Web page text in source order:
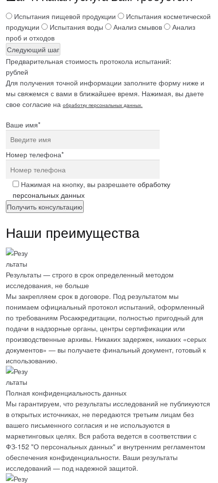
Испытания пищевой продукции
Испытания косметической
продукции
Испытания воды Анализ смывов
Анализ
проб и отходов
Следующий шаг
Предварительная стоимость протокола испытаний:
рублей
Для получения точной информации заполните форму ниже и
мы свяжемся с вами в ближайшее время. Нажимая, вы даете
свое согласие на обработку персональных данных.
Ваше имя*
Номер телефона*
Нажимая на кнопку, вы разрешаете обработку
персональных данных
Наши преимущества
Результаты — строго в срок определенный методом
исследования, не больше
Мы закрепляем срок в договоре. Под результатом мы
понимаем официальный протокол испытаний, оформленный
по требованиям Росаккредитации, полностью пригодный для
подачи в надзорные органы, центры сертификации или
производственные архивы. Никаких задержек, никаких «серых
документов» — вы получаете финальный документ, готовый к
использованию.
Полная конфиденциальность данных
Мы гарантируем, что результаты исследований не публикуются
в открытых источниках, не передаются третьим лицам без
вашего письменного согласия и не используются в
маркетинговых целях. Вся работа ведется в соответствии с
ФЗ-152 "О персональных данных" и внутренним регламентом
обеспечения конфиденциальности. Ваши результаты
исследований — под надежной защитой.